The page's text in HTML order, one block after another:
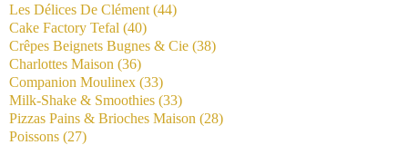
Les Délices De Clément (44)
Cake Factory Tefal (40)
Crêpes Beignets Bugnes & Cie (38)
Charlottes Maison (36)
Companion Moulinex (33)
Milk-Shake & Smoothies (33)
Pizzas Pains & Brioches Maison (28)
Poissons (27)